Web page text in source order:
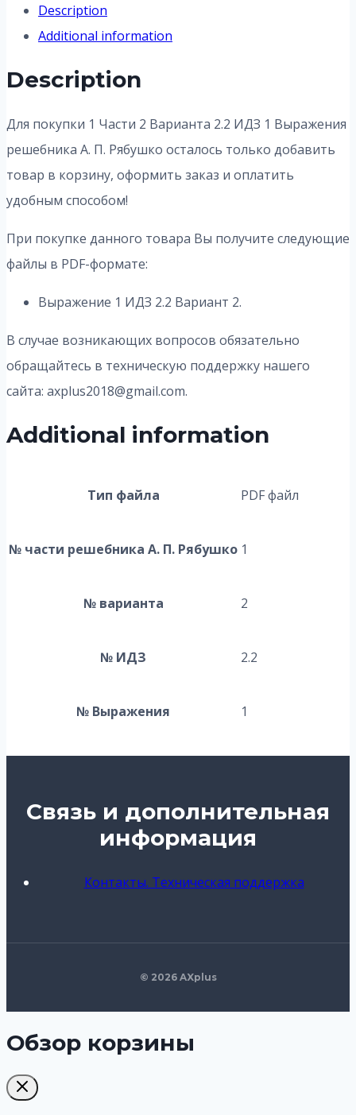
Description
Additional information
Description
Для покупки 1 Части 2 Варианта 2.2 ИДЗ 1 Выражения
решебника А. П. Рябушко осталось только добавить
товар в корзину, оформить заказ и оплатить
удобным способом!
При покупке данного товара Вы получите следующие
файлы в PDF-формате:
Выражение 1 ИДЗ 2.2 Вариант 2.
В случае возникающих вопросов обязательно
обращайтесь в техническую поддержку нашего
сайта: axplus2018@gmail.com.
Additional information
Тип файла PDF файл
№ части решебника А. П. Рябушко 1
№ варианта 2
№ ИДЗ 2.2
№ Выражения 1
Связь и дополнительная
информация
Контакты. Техническая поддержка
© 2026 AXplus
Обзор корзины